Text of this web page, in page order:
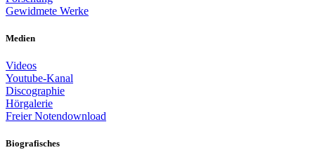
Gewidmete Werke
Medien
Videos
Youtube-Kanal
Discographie
Hörgalerie
Freier Notendownload
Biografisches